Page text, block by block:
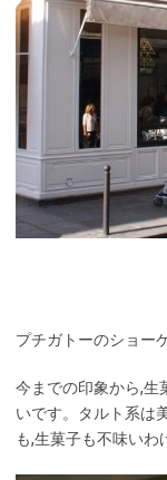
プチガトーのショー
今までの印象から,生
いです。タルト系は
も,生菓子も不味いわ